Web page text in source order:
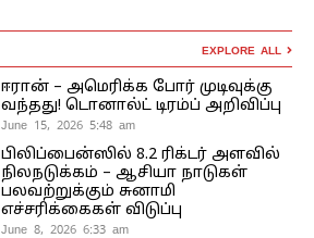
EXPLORE ALL
ஈரான் – அமெரிக்க போர் முடிவுக்கு
வந்தது! டொனால்ட் டிரம்ப் அறிவிப்பு
June 15, 2026 5:48 am
பிலிப்பைன்ஸில் 8.2 ரிக்டர் அளவில்
நிலநடுக்கம் – ஆசியா நாடுகள்
பலவற்றுக்கும் சுனாமி
எச்சரிக்கைகள் விடுப்பு
June 8, 2026 6:33 am